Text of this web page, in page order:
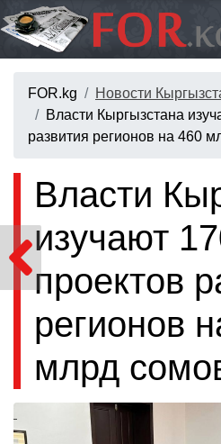
FOR.kg
Новости
Власти Кыргызстана
развития регионов на 460
Власти
изучают
проектов
регионов
млрд